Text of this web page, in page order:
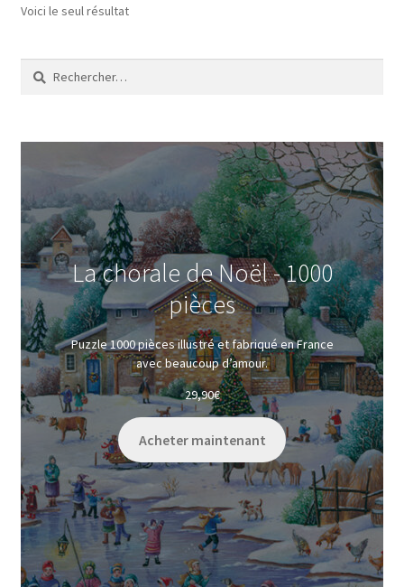
Voici le seul résultat
Rechercher :
La chorale de Noël - 1000
pièces
Puzzle 1000 pièces illustré et fabriqué en France
avec beaucoup d’amour.
29,90€
Acheter maintenant